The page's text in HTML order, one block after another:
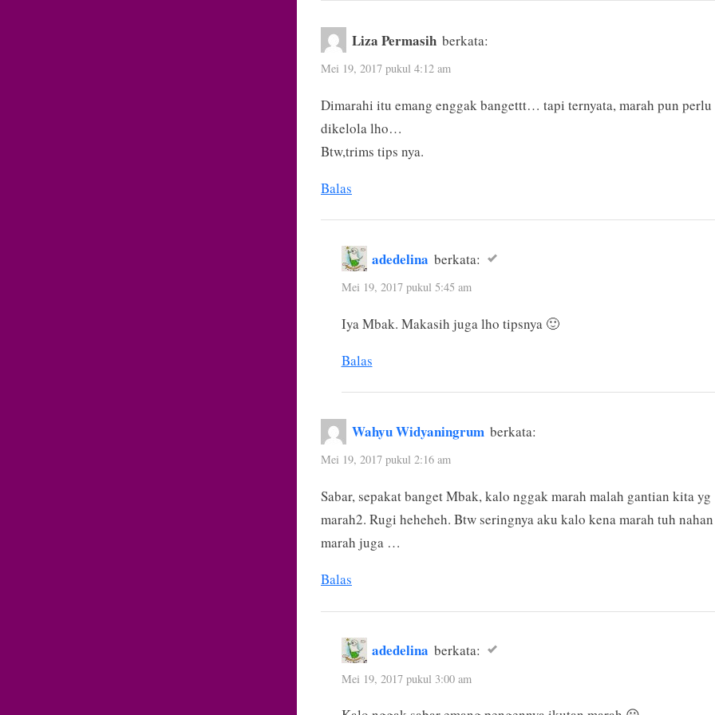
Dilakukan
Liza Permasih berkata:
Mei 19, 2017 pukul 4:12 am
Dimarahi itu emang enggak bangettt… tapi ternyata, marah pun perlu
dikelola lho…
Btw,trims tips nya.
Balas
adedelina berkata:
Mei 19, 2017 pukul 5:45 am
Iya Mbak. Makasih juga lho tipsnya 🙂
Balas
Wahyu Widyaningrum berkata:
Mei 19, 2017 pukul 2:16 am
Sabar, sepakat banget Mbak, kalo nggak marah malah gantian kita yg
marah2. Rugi heheheh. Btw seringnya aku kalo kena marah tuh
marah juga …
Balas
adedelina berkata:
Mei 19, 2017 pukul 3:00 am